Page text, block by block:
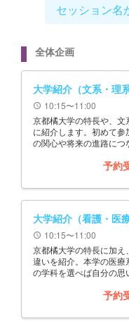
セッション名
全体企画
大学紹介（文系・理
schedule 10:15〜11:00
京都橘大学の特長や、
に紹介します。初めて
の関心や将来の進路に
予約
大学紹介（看護・医
schedule 10:15〜11:00
京都橘大学の特長に加
違いを紹介。本学の医
の学科を選べば自分の
予約